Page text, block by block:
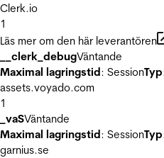
Clerk.io
1
Läs mer om den här leverantören
__clerk_debugVäntande
Maximal lagringstid: SessionTyp
assets.voyado.com
1
_vaSVäntande
Maximal lagringstid: SessionTyp
garnius.se